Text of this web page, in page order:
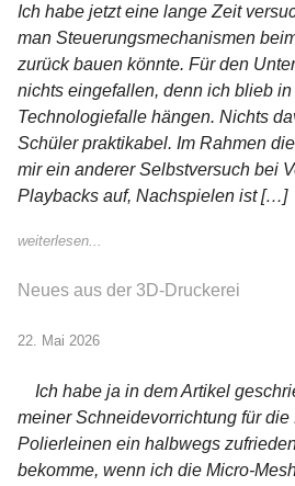
Ich habe jetzt eine lange Zeit
man Steuerungsmechanismen
zurück bauen könnte. Für den
nichts eingefallen, denn ich blieb in
Technologiefalle hängen. Nichts
Schüler praktikabel. Im Rahmen
mir ein anderer Selbstversuch bei
Playbacks auf, Nachspielen ist […]
weiterlesen...
Neues aus der 3D-Druckerei
22. Mai 2026
Ich habe ja in dem Artikel
meiner Schneidevorrichtung für die
Polierleinen ein halbwegs
bekomme, wenn ich die Micro-